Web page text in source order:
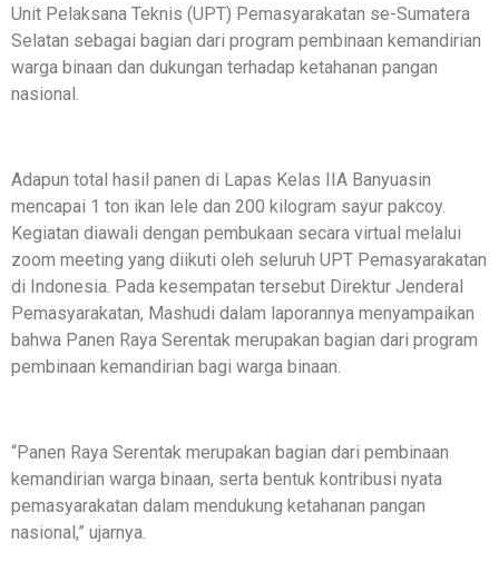
Unit Pelaksana Teknis (UPT) Pemasyarakatan se-Sumatera
Selatan sebagai bagian dari program pembinaan kemandirian
warga binaan dan dukungan terhadap ketahanan pangan
nasional.
Adapun total hasil panen di Lapas Kelas IIA Banyuasin
mencapai 1 ton ikan lele dan 200 kilogram sayur pakcoy.
Kegiatan diawali dengan pembukaan secara virtual melalui
zoom meeting yang diikuti oleh seluruh UPT Pemasyarakatan
di Indonesia. Pada kesempatan tersebut Direktur Jenderal
Pemasyarakatan, Mashudi dalam laporannya menyampaikan
bahwa Panen Raya Serentak merupakan bagian dari program
pembinaan kemandirian bagi warga binaan.
“Panen Raya Serentak merupakan bagian dari pembinaan
kemandirian warga binaan, serta bentuk kontribusi nyata
pemasyarakatan dalam mendukung ketahanan pangan
nasional,” ujarnya.